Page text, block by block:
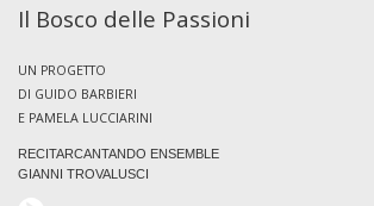
Il Bosco delle Passioni
UN PROGETTO
DI GUIDO BARBIERI
E PAMELA LUCCIARINI
RECITARCANTANDO ENSEMBLE
GIANNI TROVALUSCI